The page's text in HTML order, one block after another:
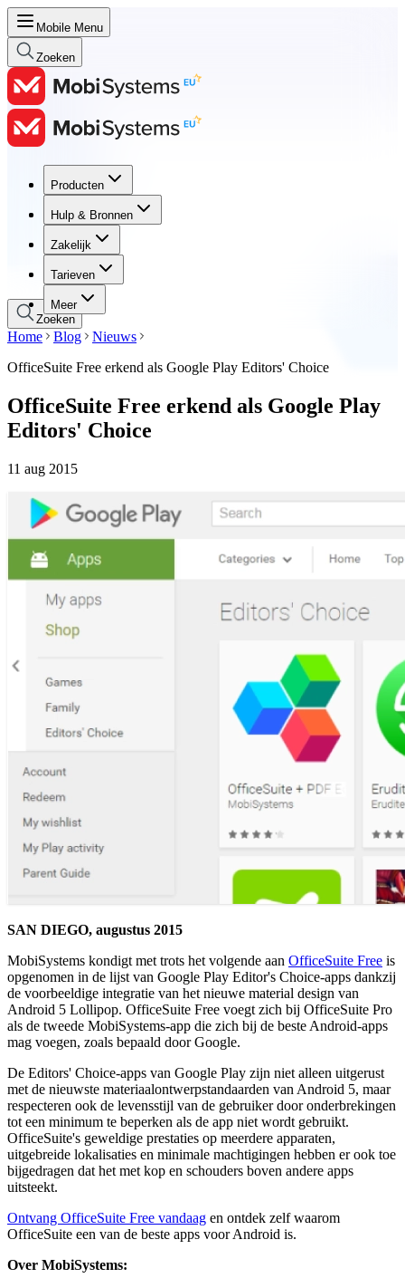
Mobile Menu
Zoeken
Producten
Hulp & Bronnen
Zakelijk
Tarieven
Meer
Producten
Hulp & Bronnen
Zakelijk
Tarieven
Zoeken
Home Blog
Nieuws
OfficeSuite Free erkend als Google Play Editors' Choice
OfficeSuite Free erkend als Google Play
Editors' Choice
11 aug 2015
SAN DIEGO, augustus 2015
MobiSystems kondigt met trots het volgende aan OfficeSuite Free is
opgenomen in de lijst van Google Play Editor's Choice-apps dankzij
de voorbeeldige integratie van het nieuwe material design van
Android 5 Lollipop. OfficeSuite Free voegt zich bij OfficeSuite Pro
als de tweede MobiSystems-app die zich bij de beste Android-apps
mag voegen, zoals bepaald door Google.
De Editors' Choice-apps van Google Play zijn niet alleen uitgerust
met de nieuwste materiaalontwerpstandaarden van Android 5, maar
respecteren ook de levensstijl van de gebruiker door onderbrekingen
tot een minimum te beperken als de app niet wordt gebruikt.
OfficeSuite's geweldige prestaties op meerdere apparaten,
uitgebreide lokalisaties en minimale machtigingen hebben er ook toe
bijgedragen dat het met kop en schouders boven andere apps
uitsteekt.
Ontvang OfficeSuite Free vandaag en ontdek zelf waarom
OfficeSuite een van de beste apps voor Android is.
Over MobiSystems: